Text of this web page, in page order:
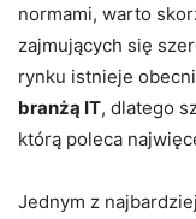
normami, warto
zajmujących się
rynku istnieje
branżą IT, dlatego
którą poleca
Jednym z